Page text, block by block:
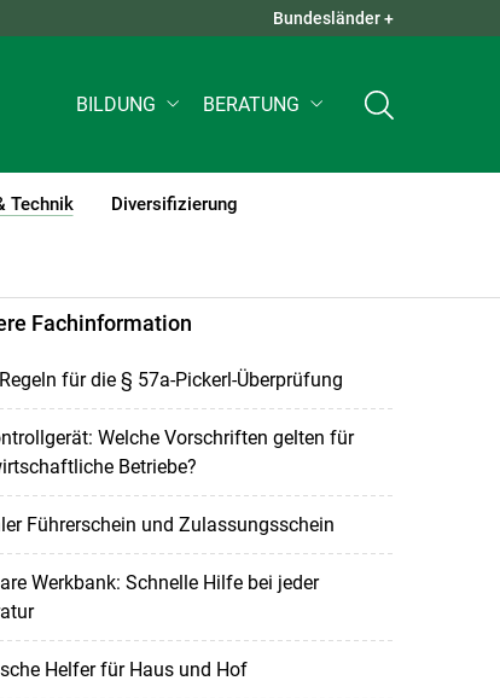
QUICK LINKS +
Bundesländer +
BILDUNG BERATUNG
Technik
(current)1
Diversifizierung
Fachinformation
für die § 57a-Pickerl-Überprüfung
Welche Vorschriften gelten für
Betriebe?
Führerschein und Zulassungsschein
Werkbank: Schnelle Hilfe bei jeder
Helfer für Haus und Hof